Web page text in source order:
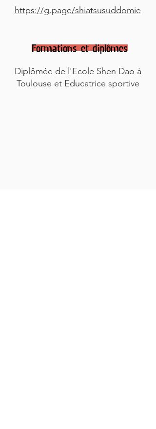
https://g.page/shiatsusuddomie
Formations et diplômes
Diplômée de l'Ecole Shen Dao à
Toulouse et Educatrice sportive